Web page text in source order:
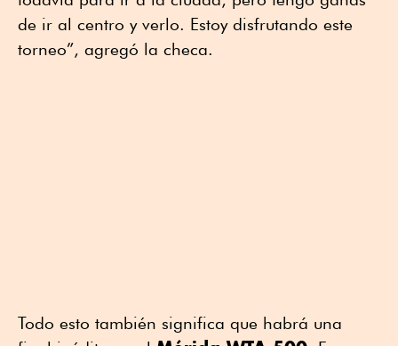
de ir al centro y verlo. Estoy disfrutando este
torneo”, agregó la checa.
Todo esto también significa que habrá una